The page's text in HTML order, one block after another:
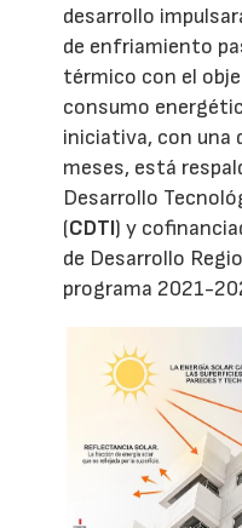
desarrollo
de enfriamiento
térmico con el
consumo
iniciativa, con una
meses, está
Desarrollo
(CDTI) y
de Desarrollo
programa 2021-